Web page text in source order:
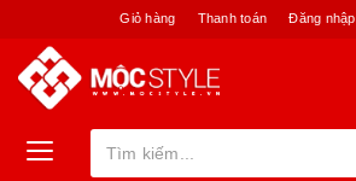
Giỏ hàng Thanh toán Đăng nhập